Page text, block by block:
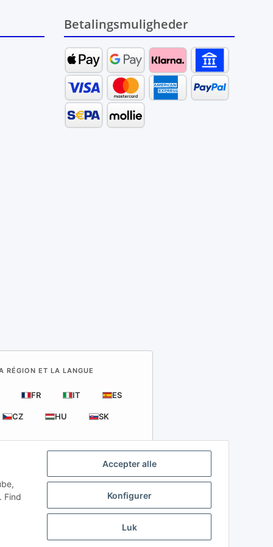
Accepter alle
Konfigurer
Luk
Find
Betalingsmuligheder
RÉGION ET LA LANGUE
FR IT ES
CZ HU SK